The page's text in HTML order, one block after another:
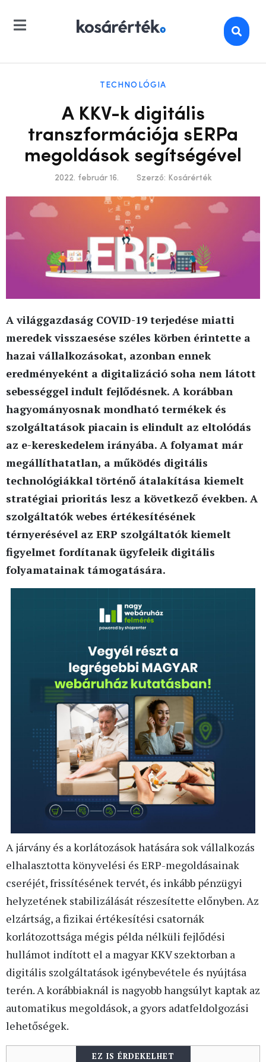
TECHNOLÓGIA
A KKV-k digitális
transzformációja sERPa
megoldások segítségével
2022. február 16. Szerző: Kosárérték
A világgazdaság COVID-19 terjedése miatti
meredek visszaesése széles körben érintette a
hazai vállalkozásokat, azonban ennek
eredményeként a digitalizáció soha nem látott
sebességgel indult fejlődésnek. A korábban
hagyományosnak mondható termékek és
szolgáltatások piacain is elindult az eltolódás
az e-kereskedelem irányába. A folyamat már
megállíthatatlan, a működés digitális
technológiákkal történő átalakítása kiemelt
stratégiai prioritás lesz a következő években. A
szolgáltatók webes értékesítésének
térnyerésével az ERP szolgáltatók kiemelt
figyelmet fordítanak ügyfeleik digitális
folyamatainak támogatására.
A járvány és a korlátozások hatására sok vállalkozás
elhalasztotta könyvelési és ERP-megoldásainak
cseréjét, frissítésének tervét, és inkább pénzügyi
helyzetének stabilizálását részesítette előnyben. Az
elzártság, a fizikai értékesítési csatornák
korlátozottsága mégis példa nélküli fejlődési
hullámot indított el a magyar KKV szektorban a
digitális szolgáltatások igénybevétele és nyújtása
terén. A korábbiaknál is nagyobb hangsúlyt kaptak az
automatikus megoldások, a gyors adatfeldolgozási
lehetőségek.
EZ IS ÉRDEKELHET